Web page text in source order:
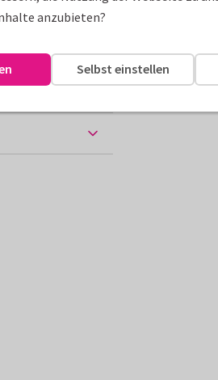
anzubieten?
Selbst einstellen